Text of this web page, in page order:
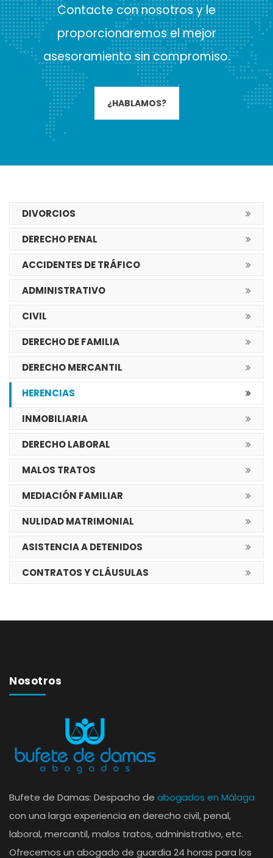
Contacte con nosotros y le
proporcionaremos el mejor
asesoramiento sin compromiso.
¿HABLAMOS?
DIVORCIOS
DERECHO PENAL
ACCIDENTES DE TRÁFICO
ADMINISTRATIVO
CIVIL
DERECHO DE FAMILIA
DERECHO MERCANTIL
HERENCIAS
INMOBILIARIA
DERECHO LABORAL
MALOS TRATOS
MEDIACIÓN FAMILIAR
NULIDAD MATRIMONIAL
ASISTENCIA A DETENIDOS
CONTRATOS Y CLÁUSULAS
Nosotros
Bufete de Damas: Despacho de abogados en Málaga
con una larga experiencia en derecho civil, penal,
laboral, mercantil, malos tratos, administrativo, etc.
Ofrecemos un abogado de guardia 24 horas para los